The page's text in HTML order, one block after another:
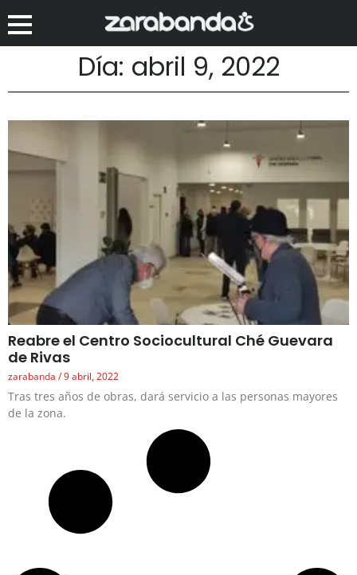
Día: abril 9, 2022
Reabre el Centro Sociocultural Ché Guevara
de Rivas
zarabanda 9 abril, 2022
Tras tres años de obras, dará servicio a las personas mayores
de la zona.